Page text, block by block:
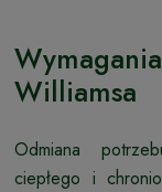
Williamsa
Odmiana
ciepłego i